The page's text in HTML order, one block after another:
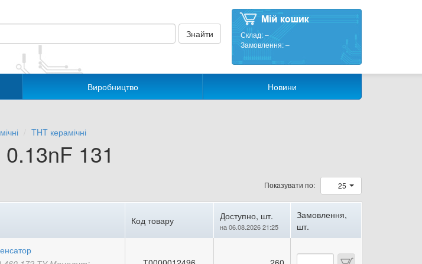
Склад:–
Замовлення:–
Виробництво Новини
THT керамічні
131
Показувати по: 25
Код товару Доступно, шт.
на 06.08.2026 21:25
Замовлення,
шт.